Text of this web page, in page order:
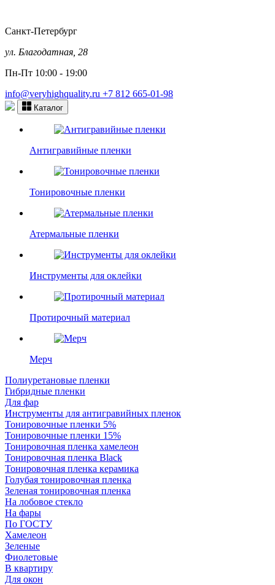
Санкт-Петербург
ул. Благодатная, 28
Пн-Пт 10:00 - 19:00
info@veryhighquality.ru +7 812 665-01-98
Каталог
Антигравийные пленки
Тонировочные пленки
Атермальные пленки
Инструменты для оклейки
Протирочный материал
Мерч
Полиуретановые пленки
Гибридные пленки
Для фар
Инструменты для антигравийных пленок
Тонировочные пленки 5%
Тонировочные пленки 15%
Тонировочная пленка хамелеон
Тонировочная пленка Black
Тонировочная пленка керамика
Голубая тонировочная пленка
Зеленая тонировочная пленка
На лобовое стекло
На фары
По ГОСТУ
Хамелеон
Зеленые
Фиолетовые
В квартиру
Для окон